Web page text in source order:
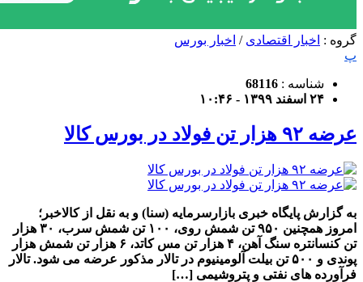
گروه : اخبار اقتصادی / اخبار بورس
پ
شناسه : 68116
۲۴ اسفند ۱۳۹۹ - ۱۰:۴۶
عرضه ۹۲ هزار تن فولاد در بورس کالا
به گزارش پایگاه خبری بازارسرمایه (سنا) و به نقل از کالاخبر؛
امروز همچنین ۹۵۰ تن شمش روی، ۱۰۰ تن شمش سرب، ۳۰ هزار
تن کنسانتره سنگ آهن، ۴ هزار تن مس کاتد، ۶ هزار تن شمش هزار
پوندی و ۵۰۰ تن بیلت آلومینیوم در تالار مذکور عرضه می شود. تالار
فرآورده های نفتی و پتروشیمی […]